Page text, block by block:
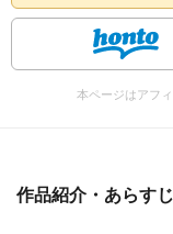
本ページはアフ
作品紹介・あらすじ